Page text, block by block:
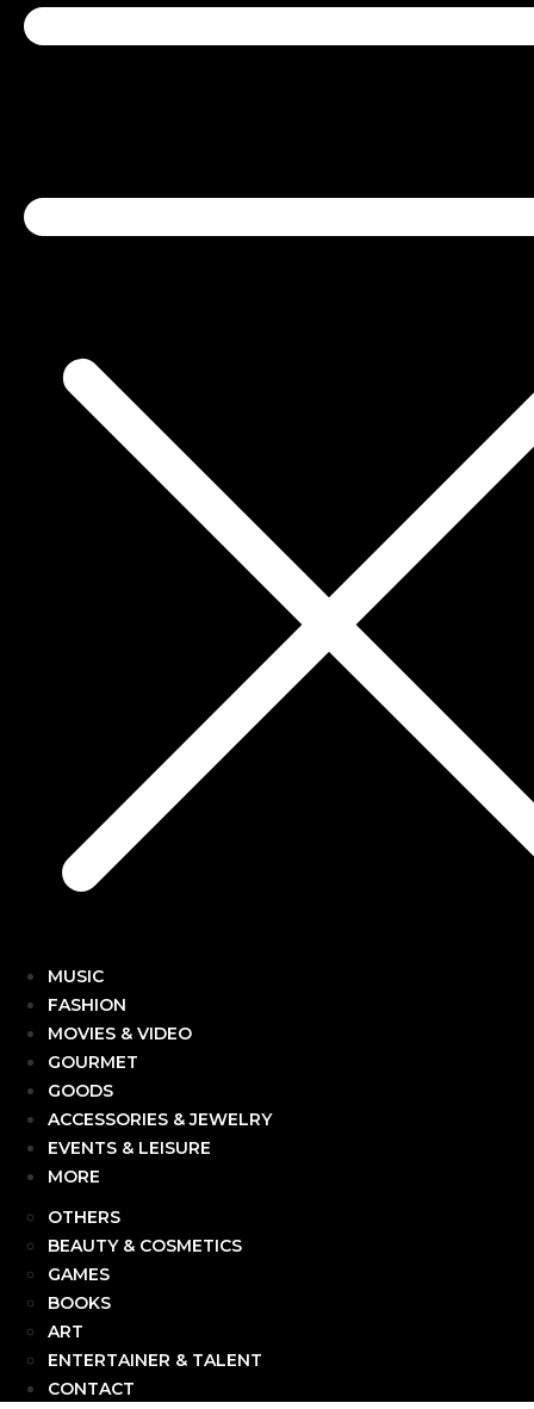
MUSIC
FASHION
MOVIES & VIDEO
GOURMET
GOODS
ACCESSORIES & JEWELRY
EVENTS & LEISURE
MORE
OTHERS
BEAUTY & COSMETICS
GAMES
BOOKS
ART
ENTERTAINER & TALENT
CONTACT